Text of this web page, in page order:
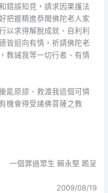
錯誤知見，請求因果護法
把握精進恭聞佛陀老人家
以求得解脫成就、自利利
皆迴向有情，祈請佛陀老
教誡我等一切行者、有情
能原諒、救渡我這個可憐
機會得受諸佛菩薩之教
一個罪過眾生 賴永堅 跪呈
2009/08/19